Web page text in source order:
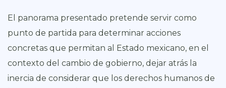
El panorama presentado pretende servir como
punto de partida para determinar acciones
concretas que permitan al Estado mexicano, en el
contexto del cambio de gobierno, dejar atrás la
inercia de considerar que los derechos humanos de